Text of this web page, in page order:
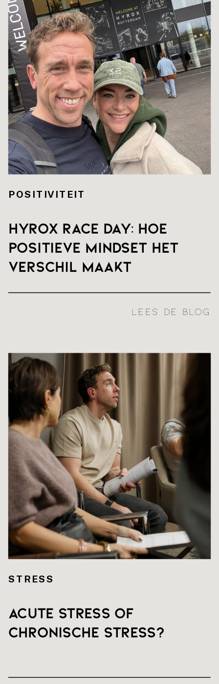
LEES DE BLOG
HYROX RACE DAY: hoe
positieve mindset het
verschil maakt
POSITIVITEIT
Acute stress of
chronische stress?
STRESS